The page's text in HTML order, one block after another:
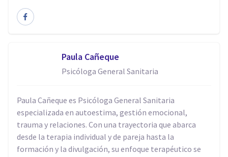
Paula Cañeque
Psicóloga General Sanitaria
Paula Cañeque es Psicóloga General Sanitaria
especializada en autoestima, gestión emocional,
trauma y relaciones. Con una trayectoria que abarca
desde la terapia individual y de pareja hasta la
formación y la divulgación, su enfoque terapéutico se